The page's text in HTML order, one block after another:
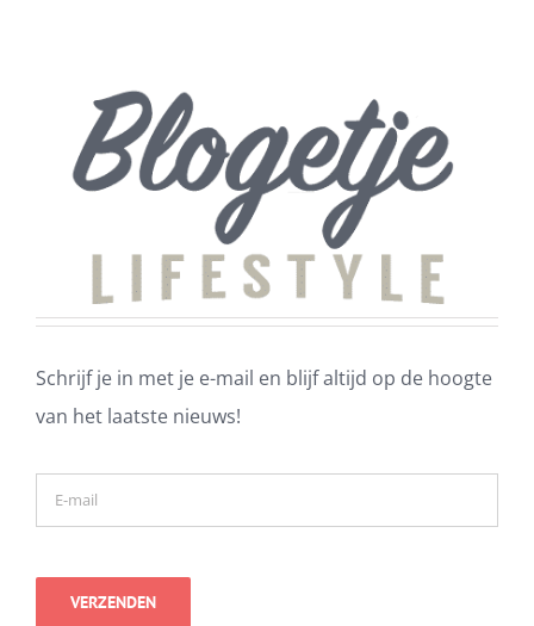
Schrijf je in met je e-mail en blijf altijd op de hoogte
van het laatste nieuws!